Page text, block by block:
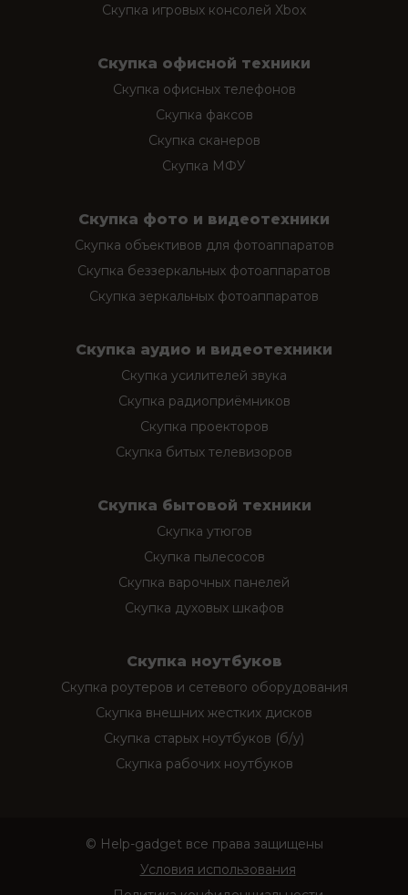
Скупка игровых консолей Xbox
Скупка офисной техники
Скупка офисных телефонов
Скупка факсов
Скупка сканеров
Скупка МФУ
Скупка фото и видеотехники
Скупка объективов для фотоаппаратов
Скупка беззеркальных фотоаппаратов
Скупка зеркальных фотоаппаратов
Скупка аудио и видеотехники
Скупка усилителей звука
Скупка радиоприёмников
Скупка проекторов
Скупка битых телевизоров
Скупка бытовой техники
Скупка утюгов
Скупка пылесосов
Скупка варочных панелей
Скупка духовых шкафов
Скупка ноутбуков
Скупка роутеров и сетевого оборудования
Скупка внешних жестких дисков
Скупка старых ноутбуков (б/у)
Скупка рабочих ноутбуков
© Help-gadget все права защищены
Условия использования